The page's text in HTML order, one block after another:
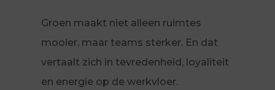
Groen maakt niet alleen ruimtes
mooier, maar teams sterker. En dat
vertaalt zich in tevredenheid, loyaliteit
en energie op de werkvloer.